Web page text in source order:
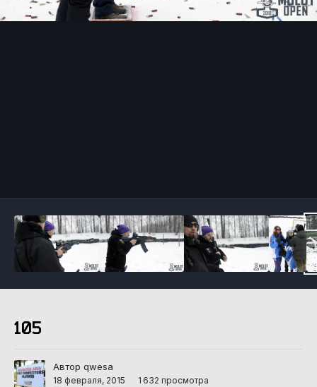
105
Автор qwesa
18 февраля, 2015
1 632 просмотра